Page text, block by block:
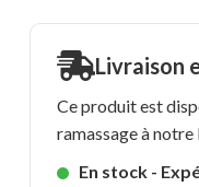
Livraison
Ce produit est
ramassage à
En stock -